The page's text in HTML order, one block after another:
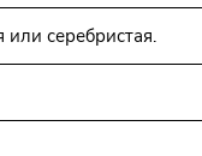
серебристая.